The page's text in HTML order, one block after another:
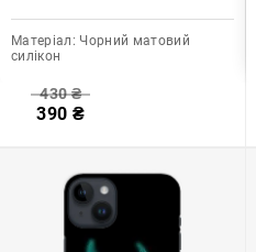
Матеріал: Чорний матовий
силікон
430₴
390 ₴